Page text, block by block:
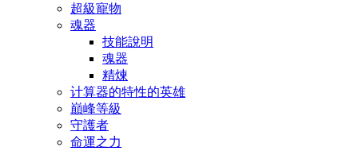
超級寵物
魂器
技能說明
魂器
精煉
计算器的特性的英雄
巔峰等級
守護者
命運之力